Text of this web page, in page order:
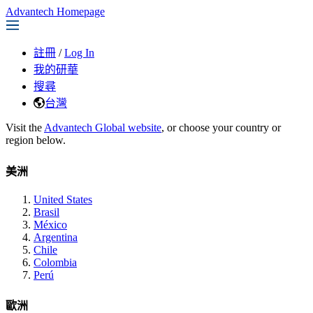
Advantech Homepage
註冊 / Log In
我的研華
搜尋
台灣
Visit the Advantech Global website, or choose your country or
region below.
美洲
United States
Brasil
México
Argentina
Chile
Colombia
Perú
歐洲